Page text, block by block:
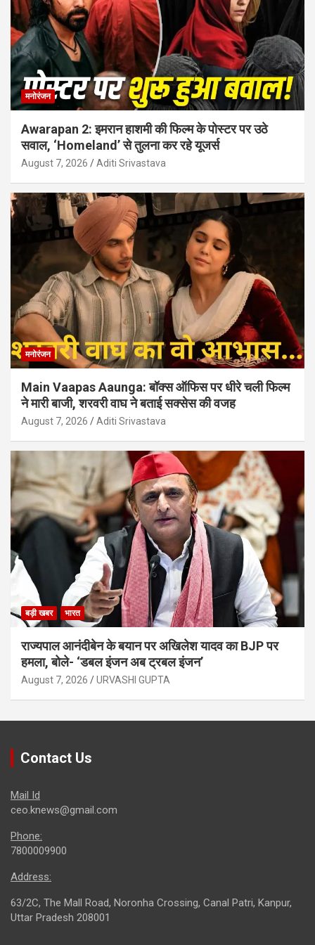
मनोरंजन
Awarapan 2: इमरान हाशमी की फिल्म के पोस्टर पर उठे
सवाल, ‘Homeland’ से तुलना कर रहे यूजर्स
August 7, 2026 Aditi Srivastava
मनोरंजन
Main Vaapas Aaunga: बॉक्स ऑफिस पर धीरे चली फिल्म
ने मारी बाजी, शरवरी वाघ ने बताई सक्सेस की वजह
August 7, 2026 Aditi Srivastava
बड़ी खबर भारत
राज्यपाल आनंदीबेन के बयान पर अखिलेश यादव का BJP पर
हमला, बोले- ‘डबल इंजन अब ट्रबल इंजन’
August 7, 2026 URVASHI GUPTA
Contact Us
Mail Id
ceo.knews@gmail.com
Phone:
7800009900
Address:
63/2C, The Mall Road, Noronha Crossing, Canal Patri, Kanpur,
Uttar Pradesh 208001